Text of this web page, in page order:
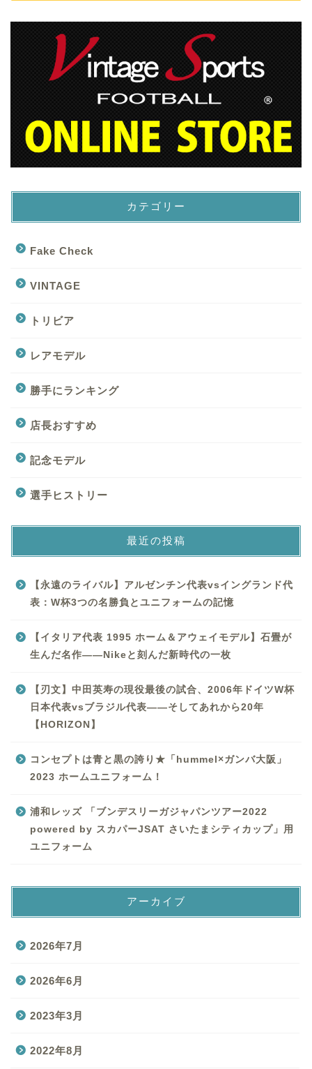
カテゴリー
Fake Check
VINTAGE
トリビア
レアモデル
勝手にランキング
店長おすすめ
記念モデル
選手ヒストリー
最近の投稿
【永遠のライバル】アルゼンチン代表vsイングランド代
表：W杯3つの名勝負とユニフォームの記憶
【イタリア代表 1995 ホーム＆アウェイモデル】石畳が
生んだ名作——Nikeと刻んだ新時代の一枚
【刃文】中田英寿の現役最後の試合、2006年ドイツW杯
日本代表vsブラジル代表——そしてあれから20年
【HORIZON】
コンセプトは青と黒の誇り★「hummel×ガンバ大阪」
2023 ホームユニフォーム！
浦和レッズ 「ブンデスリーガジャパンツアー2022
powered by スカパーJSAT さいたまシティカップ」用
ユニフォーム
アーカイブ
2026年7月
2026年6月
2023年3月
2022年8月